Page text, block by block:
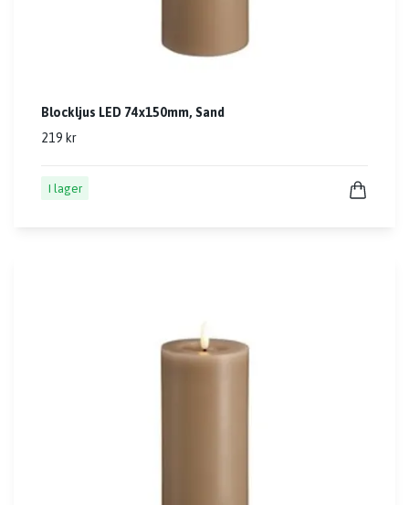
Blockljus LED 74x150mm, Sand
219 kr
I lager